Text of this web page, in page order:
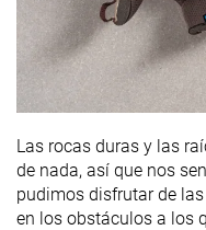
Las rocas duras y las
de nada, así que nos
pudimos disfrutar de
en los obstáculos a los